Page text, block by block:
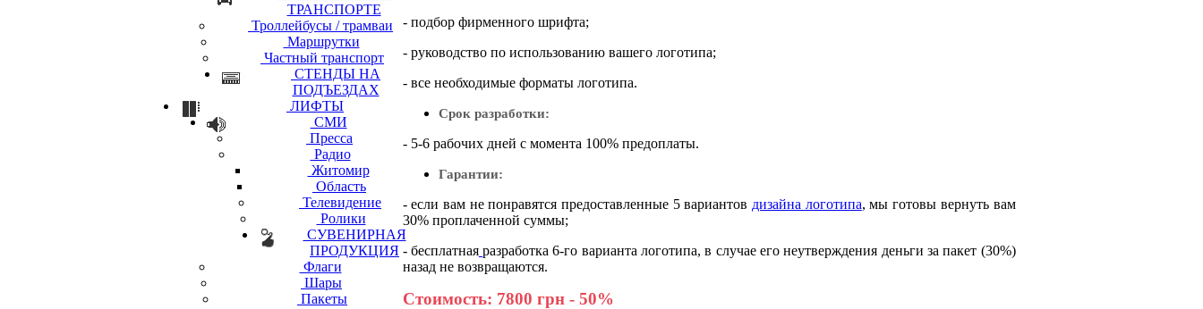
ТРАНСПОРТЕ
Троллейбусы / трамваи
Маршрутки
Частный транспорт
СТЕНДЫ НА
ПОДЪЕЗДАХ
ЛИФТЫ
СМИ
Пресса
Радио
Житомир
Область
Телевидение
Ролики
СУВЕНИРНАЯ
ПРОДУКЦИЯ
Флаги
Шары
Пакеты
- подбор фирменного шрифта;
- руководство по использованию вашего логотипа;
- все необходимые форматы логотипа.
Срок разработки:
- 5-6 рабочих дней с момента 100% предоплаты.
Гарантии:
- если вам не понравятся предоставленные 5 вариантов дизайна логотипа, мы готовы вернуть вам
30% проплаченной суммы;
- бесплатная разработка 6-го варианта логотипа, в случае его неутверждения деньги за пакет (30%)
назад не возвращаются.
Стоимость: 7800 грн - 50%